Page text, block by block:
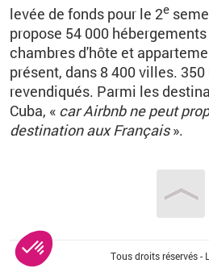
levée de fonds pour le 2e
propose 54 000
chambres d'hôte et
présent, dans 8 400 villes. 350
revendiqués. Parmi les
Cuba, « car Airbnb ne peut
destination aux Français».
Vous êtes ici Tous droits réservés -